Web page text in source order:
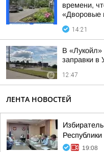
времени,
«Дворовые
14:21
В «Лукойл»
заправки в
12:47
ЛЕНТА НОВОСТЕЙ
19:08